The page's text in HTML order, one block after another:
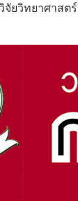
ยวิทยาศาส